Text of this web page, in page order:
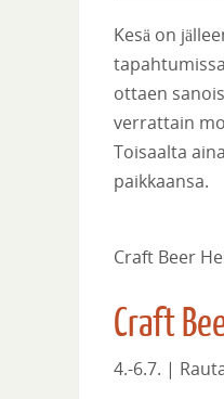
Kesä on
ottaen
verrattain
Toisaalta
paikkaansa.
Craft Beer
Craft
4.-6.7. |